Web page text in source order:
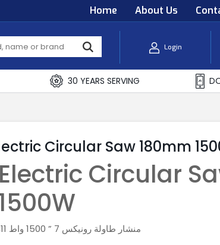
Home About Us
Login
30 YEARS SERVING
Circular Saw 180mm
Electric Circular
منشار طاولة رونيكس 7 ” 1500 واط 4311